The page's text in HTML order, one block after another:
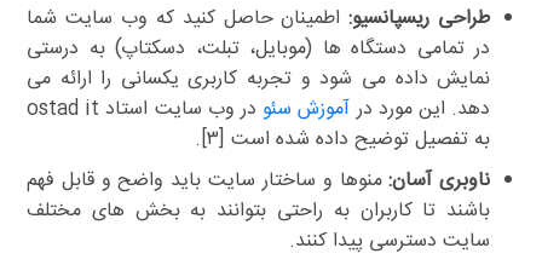
طراحی ریسپانسیو:اطمینان حاصل کنید که وب سایت شما
در تمامی دستگاه ها (موبایل، تبلت، دسکتاپ) به درستی
نمایش داده می شود و تجربه کاربری یکسانی را ارائه می
دهد. این مورد درآموزش سئو
در وب سایت استاد ostad it
به تفصیل توضیح داده شده است [۳].
ناوبری آسان:منوها و ساختار سایت باید واضح و قابل فهم
باشند تا کاربران به راحتی بتوانند به بخش های مختلف
سایت دسترسی پیدا کنند.